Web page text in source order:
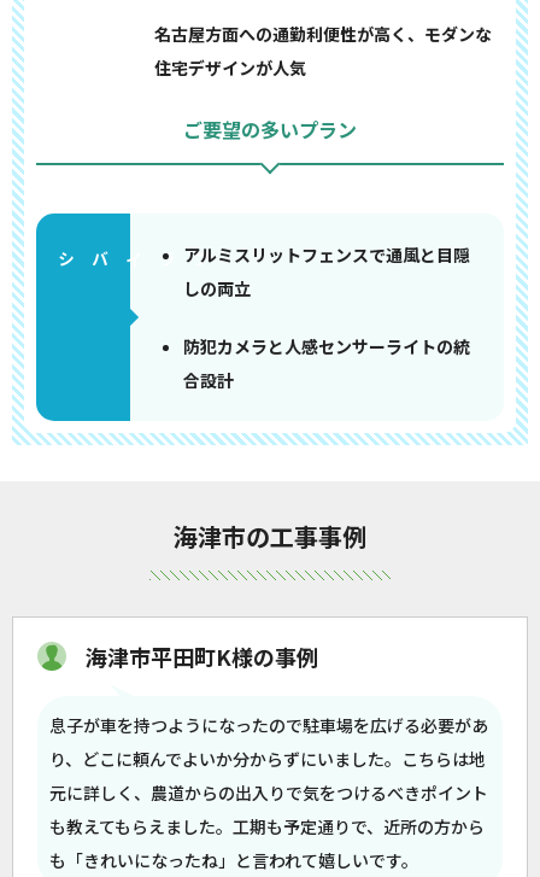
名古屋方面への通勤利便性が高く、モダンな
住宅デザインが人気
ご要望の多いプラン
アルミスリットフェンスで通風と目隠
しの両立
防犯カメラと人感センサーライトの統
合設計
海津市の工事事例
海津市平田町K様の事例
息子が車を持つようになったので駐車場を広げる必要があ
り、どこに頼んでよいか分からずにいました。こちらは地
元に詳しく、農道からの出入りで気をつけるべきポイント
も教えてもらえました。工期も予定通りで、近所の方から
も「きれいになったね」と言われて嬉しいです。